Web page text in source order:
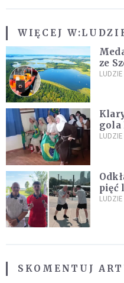
WIĘCEJ W:
ze
gola
pięć
SKOMENTUJ